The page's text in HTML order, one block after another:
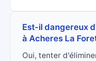
Est-il dangereux
à Acheres La
Oui, tenter